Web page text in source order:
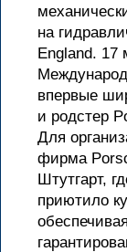
на
England. 17
впервые
и родстер
Для
фирма
Штутгарт,
приютило